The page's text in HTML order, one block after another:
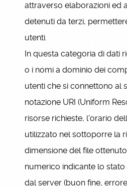
attraverso elaborazioni ed
detenuti da terzi,
utenti.
In questa categoria di dati
o i nomi a dominio dei
utenti che si connettono al
notazione URI (Uniform
risorse richieste, l'orario
utilizzato nel sottoporre la
dimensione del file
numerico indicante lo
dal server (buon fine,